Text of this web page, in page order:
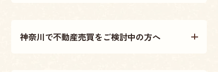
施工事例
神奈川で不動産売買をご検討中の方へ